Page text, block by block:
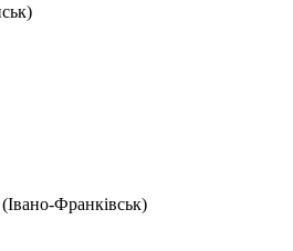
Франківськ)